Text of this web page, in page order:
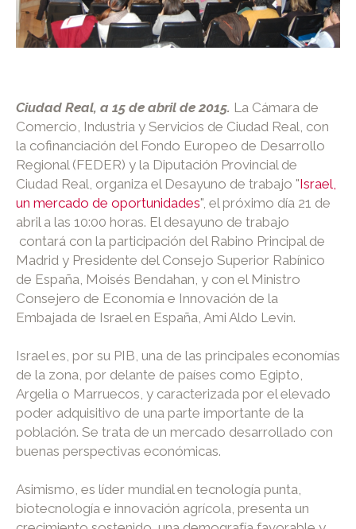
Ciudad Real, a 15 de abril de 2015. La Cámara de
Comercio, Industria y Servicios de Ciudad Real, con
la cofinanciación del Fondo Europeo de Desarrollo
Regional (FEDER) y la Diputación Provincial de
Ciudad Real, organiza el Desayuno de trabajo "Israel,
un mercado de oportunidades", el próximo día 21 de
abril a las 10:00 horas. El desayuno de trabajo
contará con la participación del Rabino Principal de
Madrid y Presidente del Consejo Superior Rabínico
de España, Moisés Bendahan, y con el Ministro
Consejero de Economía e Innovación de la
Embajada de Israel en España, Ami Aldo Levin.
Israel es, por su PIB, una de las principales economías
de la zona, por delante de países como Egipto,
Argelia o Marruecos, y caracterizada por el elevado
poder adquisitivo de una parte importante de la
población. Se trata de un mercado desarrollado con
buenas perspectivas económicas.
Asimismo, es líder mundial en tecnología punta,
biotecnología e innovación agrícola, presenta un